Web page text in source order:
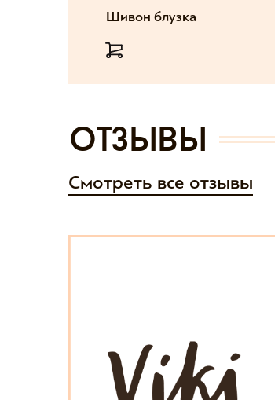
Шивон блузка
отзывы
Смотреть все отзывы